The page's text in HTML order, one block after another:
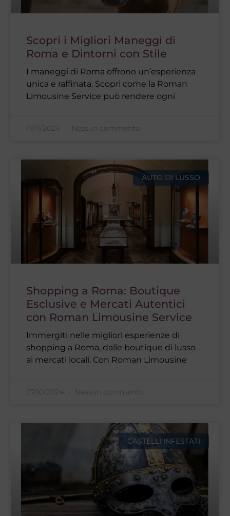
Scopri i Migliori Maneggi di
Roma e Dintorni con Stile
I maneggi di Roma offrono un’esperienza
unica e raffinata. Scopri come la Roman
Limousine Service può rendere ogni
17/11/2024 Nessun commento
AUTO DI LUSSO
Shopping a Roma: Boutique
Esclusive e Mercati Autentici
con Roman Limousine Service
Immergiti nelle migliori esperienze di
shopping a Roma, dalle boutique di lusso
ai mercati locali. Con Roman Limousine
27/10/2024 Nessun commento
CASTELLI INFESTATI